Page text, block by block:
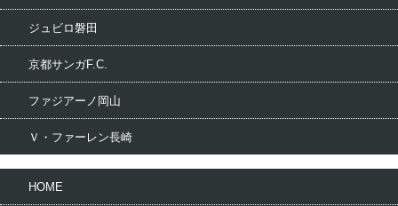
ジュビロ磐田
京都サンガF.C.
ファジアーノ岡山
Ｖ・ファーレン長崎
HOME